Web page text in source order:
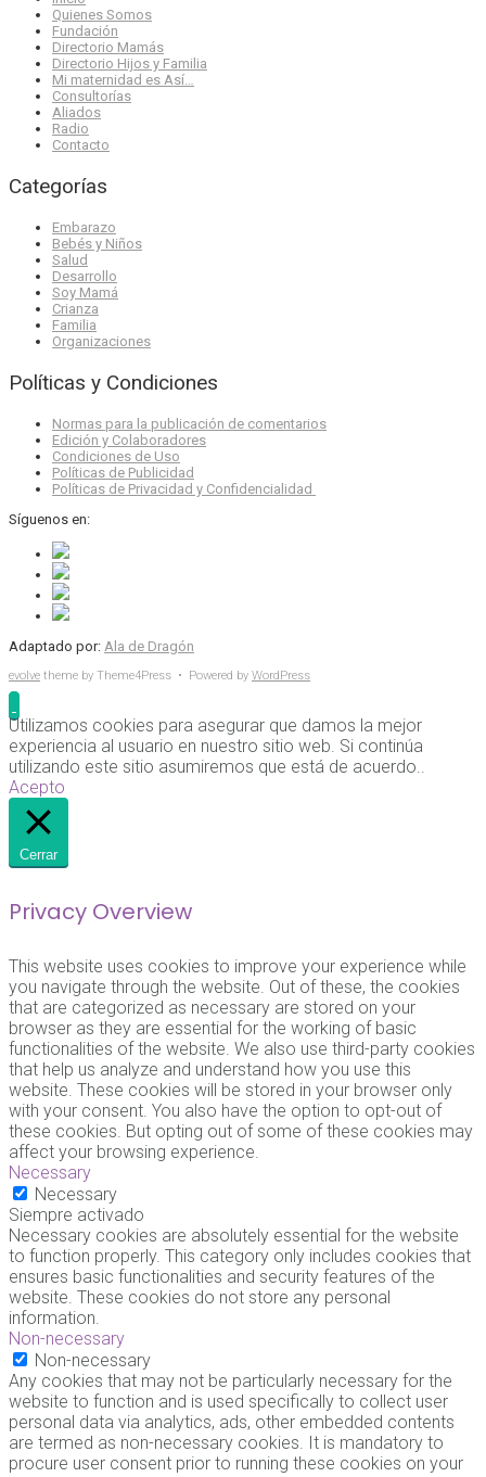
Quienes Somos
Fundación
Directorio Mamás
Directorio Hijos y Familia
Mi maternidad es Así…
Consultorías
Aliados
Radio
Contacto
Categorías
Embarazo
Bebés y Niños
Salud
Desarrollo
Soy Mamá
Crianza
Familia
Organizaciones
Políticas y Condiciones
Normas para la publicación de comentarios
Edición y Colaboradores
Condiciones de Uso
Políticas de Publicidad
Políticas de Privacidad y Confidencialidad
Síguenos en:
Adaptado por: Ala de Dragón
evolve theme by Theme4Press • Powered by WordPress
Utilizamos cookies para asegurar que damos la mejor
experiencia al usuario en nuestro sitio web. Si continúa
utilizando este sitio asumiremos que está de acuerdo..
Acepto
Cerrar
Privacy Overview
This website uses cookies to improve your experience while
you navigate through the website. Out of these, the cookies
that are categorized as necessary are stored on your
browser as they are essential for the working of basic
functionalities of the website. We also use third-party cookies
that help us analyze and understand how you use this
website. These cookies will be stored in your browser only
with your consent. You also have the option to opt-out of
these cookies. But opting out of some of these cookies may
affect your browsing experience.
Necessary
Necessary
Siempre activado
Necessary cookies are absolutely essential for the website
to function properly. This category only includes cookies that
ensures basic functionalities and security features of the
website. These cookies do not store any personal
information.
Non-necessary
Non-necessary
Any cookies that may not be particularly necessary for the
website to function and is used specifically to collect user
personal data via analytics, ads, other embedded contents
are termed as non-necessary cookies. It is mandatory to
procure user consent prior to running these cookies on your